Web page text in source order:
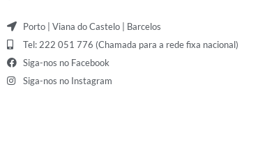
Porto | Viana do Castelo | Barcelos
Tel: 222 051 776 (Chamada para a rede fixa nacional)
Siga-nos no Facebook
Siga-nos no Instagram